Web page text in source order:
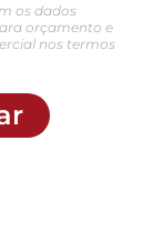
os dados
orçamento e
nos termos